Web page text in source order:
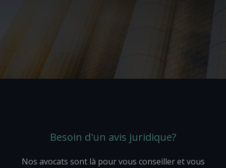
Besoin d'un avis juridique?
Nos avocats sont là pour vous conseiller et vous